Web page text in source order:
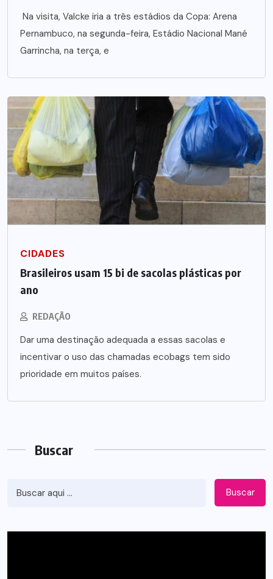
Na visita, Valcke iria a três estádios da Copa: Arena
Pernambuco, na segunda-feira, Estádio Nacional Mané
Garrincha, na terça, e
CIDADES
Brasileiros usam 15 bi de sacolas plásticas por
ano
REDAÇÃO
Dar uma destinação adequada a essas sacolas e
incentivar o uso das chamadas ecobags tem sido
prioridade em muitos países.
Buscar
Buscar